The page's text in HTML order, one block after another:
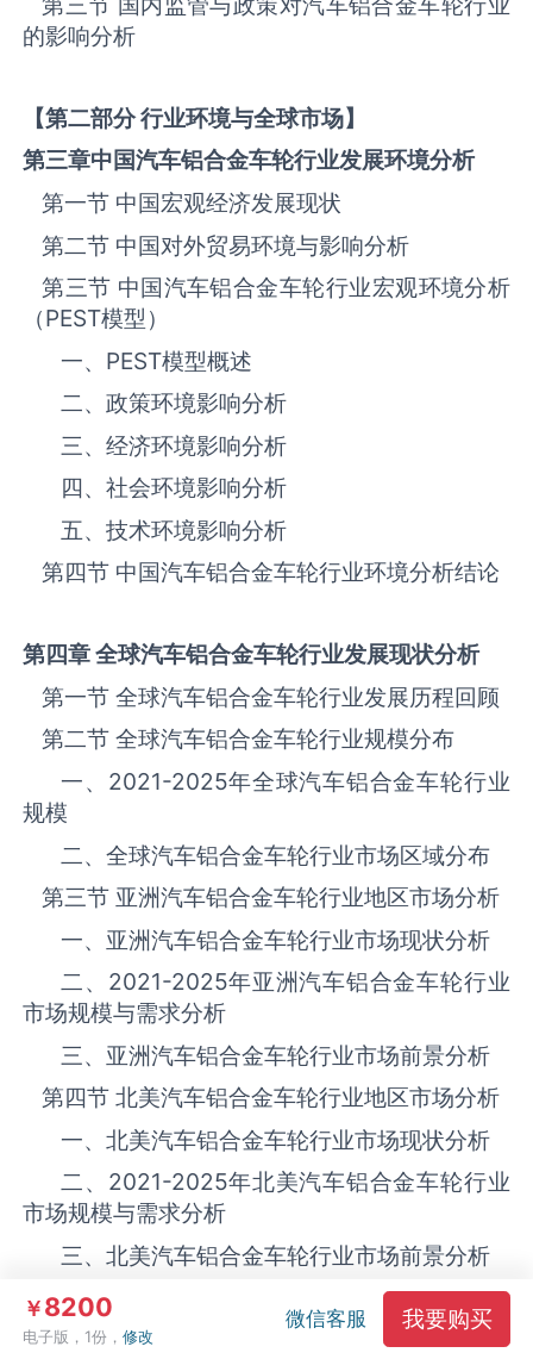
的影响分析
【第二部分 行业环境与全球市场】
第三章中国汽车铝合金车轮行业发展环境分析
第一节 中国宏观经济发展现状
第二节 中国对外贸易环境与影响分析
第三节 中国汽车铝合金车轮‌‌‌行业宏观环境分析
（PEST模型）
一、 PEST模型概述
二、政策环境影响分析
三、‌‌‌经济环境影响分析
四、社会环境影响分析
五、技术环境影响分析
第四节 中国汽车铝合金车轮‌‌‌行业环境分析结论
第四章 全球汽车铝合金车轮行业发展现状分析
第一节 全球汽车铝合金车轮‌‌‌行业发展历程回顾
第二节 全球汽车铝合金车轮‌‌‌行业规模分布
一、 2021-2025年全球汽车铝合金车轮‌‌‌行业
规模
二、全球汽车铝合金车轮‌‌‌行业市场区域分布
第三节 亚洲汽车铝合金车轮‌‌‌行业地区市场分析
一、亚洲汽车铝合金车轮‌‌‌行业市场现状分析
二、 2021-2025年亚洲汽车铝合金车轮‌‌‌行业
市场规模与需求分析
三、亚洲汽车铝合金车轮‌‌‌行业市场前景分析
第四节 北美汽车铝合金车轮‌‌‌行业地区市场分析
一、北美汽车铝合金车轮‌‌‌行业市场现状分析
二、 2021-2025年北美汽车铝合金车轮‌‌‌行业
市场规模与需求分析
三、北美汽车铝合金车轮‌‌‌行业市场前景分析
第五节 欧洲汽车铝合金车轮‌‌‌行业地区市场分析
一、欧洲汽车铝合金车轮‌‌‌行业市场现状分析
￥8200
电子版，1份，修改
微信客服 我要购买